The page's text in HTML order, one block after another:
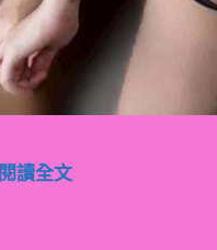
閱讀全文